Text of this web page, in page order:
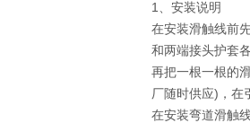
1、安装说明
在安装滑触线前
和两端接头护套
再把一根一根的
厂随时供应)，在
在安装弯道滑触